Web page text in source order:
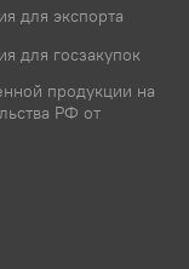
для экспорта
для госзакупок
продукции на
РФ от